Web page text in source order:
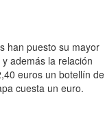
han puesto su mayor
además la relación
euros un botellín de
cuesta un euro.